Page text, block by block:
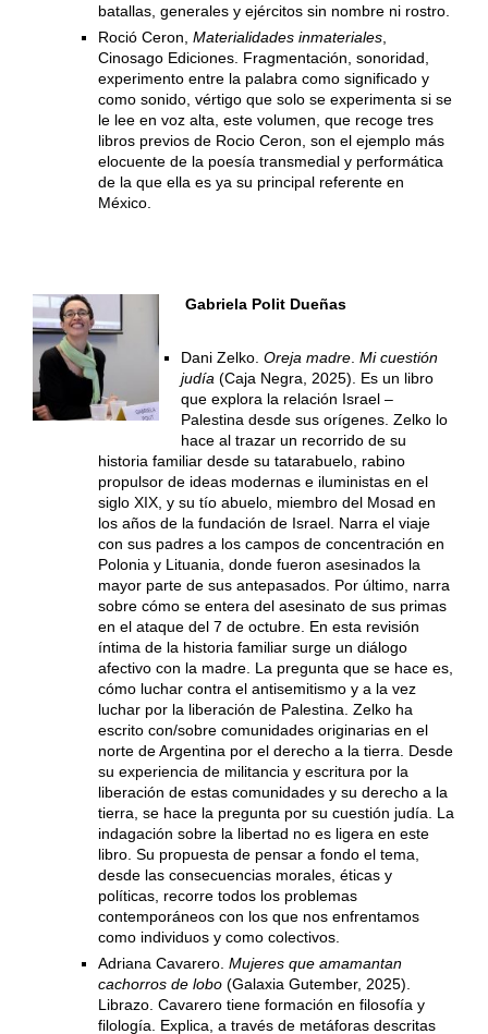
batallas, generales y ejércitos sin nombre ni rostro.
Roció Ceron, Materialidades inmateriales,
Cinosago Ediciones. Fragmentación, sonoridad,
experimento entre la palabra como significado y
como sonido, vértigo que solo se experimenta si se
le lee en voz alta, este volumen, que recoge tres
libros previos de Rocio Ceron, son el ejemplo más
elocuente de la poesía transmedial y performática
de la que ella es ya su principal referente en
México.
Gabriela Polit Dueñas
Dani Zelko. Oreja madre. Mi cuestión
judía (Caja Negra, 2025). Es un libro
que explora la relación Israel –
Palestina desde sus orígenes. Zelko lo
hace al trazar un recorrido de su
historia familiar desde su tatarabuelo, rabino
propulsor de ideas modernas e iluministas en el
siglo XIX, y su tío abuelo, miembro del Mosad en
los años de la fundación de Israel. Narra el viaje
con sus padres a los campos de concentración en
Polonia y Lituania, donde fueron asesinados la
mayor parte de sus antepasados. Por último, narra
sobre cómo se entera del asesinato de sus primas
en el ataque del 7 de octubre. En esta revisión
íntima de la historia familiar surge un diálogo
afectivo con la madre. La pregunta que se hace es,
cómo luchar contra el antisemitismo y a la vez
luchar por la liberación de Palestina. Zelko ha
escrito con/sobre comunidades originarias en el
norte de Argentina por el derecho a la tierra. Desde
su experiencia de militancia y escritura por la
liberación de estas comunidades y su derecho a la
tierra, se hace la pregunta por su cuestión judía. La
indagación sobre la libertad no es ligera en este
libro. Su propuesta de pensar a fondo el tema,
desde las consecuencias morales, éticas y
políticas, recorre todos los problemas
contemporáneos con los que nos enfrentamos
como individuos y como colectivos.
Adriana Cavarero. Mujeres que amamantan
cachorros de lobo(Galaxia Gutember, 2025).
Librazo. Cavarero tiene formación en filosofía y
filología. Explica, a través de metáforas descritas